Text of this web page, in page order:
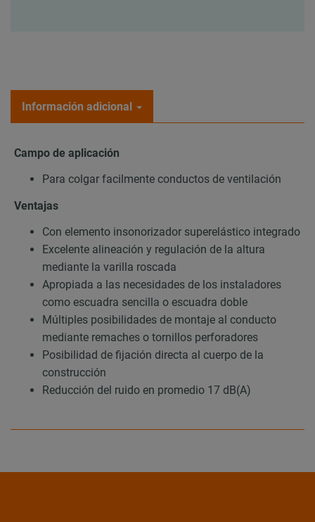
Información adicional
Campo de aplicación
Para colgar facilmente conductos de ventilación
Ventajas
Con elemento insonorizador superelástico integrado
Excelente alineación y regulación de la altura
mediante la varilla roscada
Apropiada a las necesidades de los instaladores
como escuadra sencilla o escuadra doble
Múltiples posibilidades de montaje al conducto
mediante remaches o tornillos perforadores
Posibilidad de fijación directa al cuerpo de la
construcción
Reducción del ruido en promedio 17 dB(A)